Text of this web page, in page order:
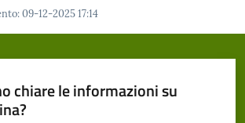
:09-12-2025 17:14
chiare le informazioni su